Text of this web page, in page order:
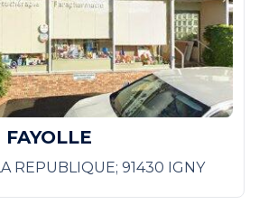
REPUBLIQUE; 91430 IGNY